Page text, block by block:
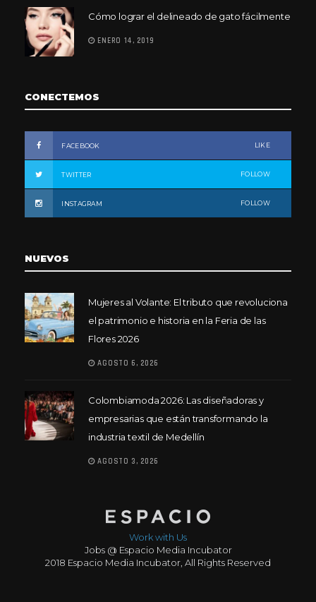
Cómo lograr el delineado de gato fácilmente
ENERO 14, 2019
CONECTEMOS
FACEBOOK LIKE
TWITTER FOLLOW
INSTAGRAM FOLLOW
NUEVOS
Mujeres al Volante: El tributo que revoluciona
el patrimonio e historia en la Feria de las
Flores 2026
AGOSTO 6, 2026
Colombiamoda 2026: Las diseñadoras y
empresarias que están transformando la
industria textil de Medellín
AGOSTO 3, 2026
Work with Us
Jobs @ Espacio Media Incubator
2018 Espacio Media Incubator, All Rights Reserved